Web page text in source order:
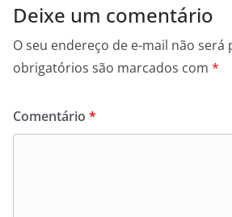
Deixe um comentário
O seu endereço de e-mail não será
obrigatórios são marcados com *
Comentário *